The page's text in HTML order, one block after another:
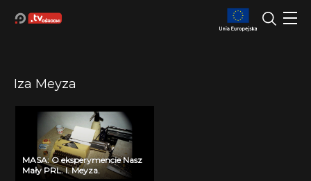
Iza Meyza
MASA: O eksperymencie Nasz
Mały PRL. I. Meyza.